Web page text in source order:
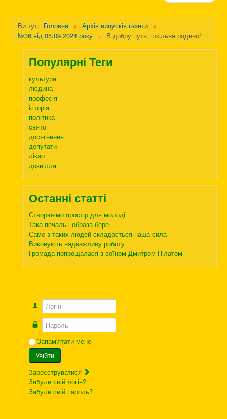
Ви тут: Головна
Архів випусків газети
№36 від 05.09.2024 року
В добру путь, шкільна родино!
Популярні Теги
культура
людина
професія
історія
політика
свято
досягнення
депутати
лікар
дозвілля
Останні статті
Створюємо простір для молоді
Така печаль і образа бере…
Саме з таких людей складається наша сила
Виконують надважливу роботу
Громада попрощалася з воїном Дмитром Пілатом
Логін
Пароль
Запам'ятати мене
Увійти
Зареєструватися
Забули свій логін?
Забули свій пароль?